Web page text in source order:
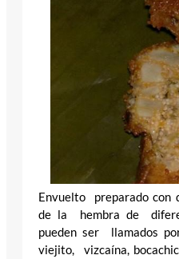
Envuelto preparado con
de la hembra de
pueden ser llamados
viejito, vizcaína,